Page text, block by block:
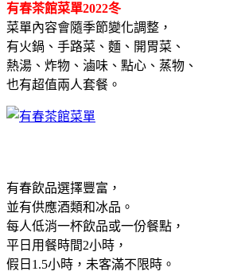
有春茶館菜單2022冬
菜單內容會隨季節變化調整，
有火鍋、手路菜、麵、開胃菜、
熱湯、炸物、滷味、點心、蒸物、
也有超值兩人套餐。
有春飲品選擇豐富，
並有供應酒類和冰品。
每人低消一杯飲品或一份餐點，
平日用餐時間2小時，
假日1.5小時，未客滿不限時。